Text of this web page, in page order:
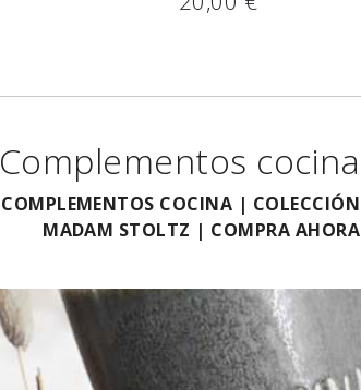
Complementos cocina
COMPLEMENTOS COCINA | COLECCIÓN
MADAM STOLTZ | COMPRA AHORA